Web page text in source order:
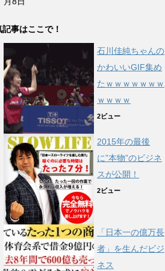
記事はここで！
石川佳純ちゃんの
かわいいGIF集め
たｗｗｗｗｗｗｗ
ｗｗｗｗ
2ビュー
2015年の最後
に”本物”のビジネ
スが公開！
2ビュー
「日本一の億万長
者」を生んだビジ
ネス